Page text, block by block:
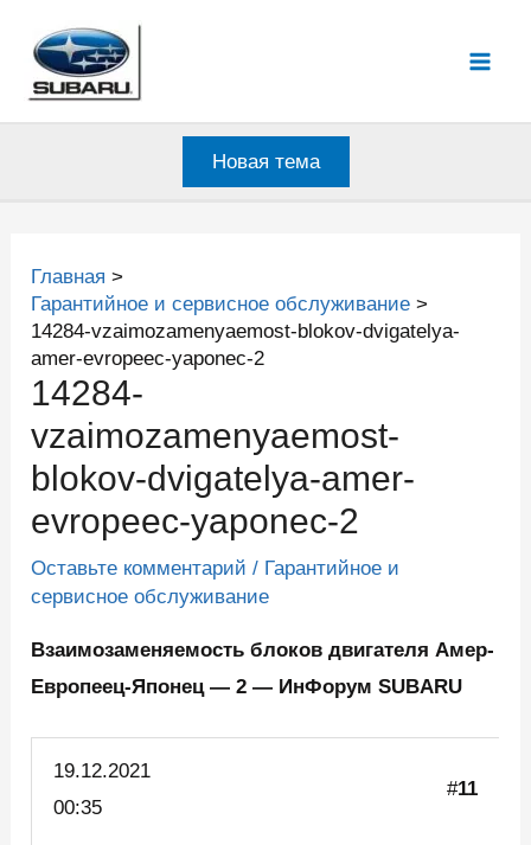
содержимому
Новая тема
Главная
Гарантийное и сервисное обслуживание
14284-vzaimozamenyaemost-blokov-dvigatelya-
amer-evropeec-yaponec-2
14284-
vzaimozamenyaemost-
blokov-dvigatelya-amer-
evropeec-yaponec-2
Оставьте комментарий / Гарантийное и
сервисное обслуживание
Взаимозаменяемость блоков двигателя Амер-
Европеец-Японец — 2 — ИнФорум SUBARU
19.12.2021
00:35
#11